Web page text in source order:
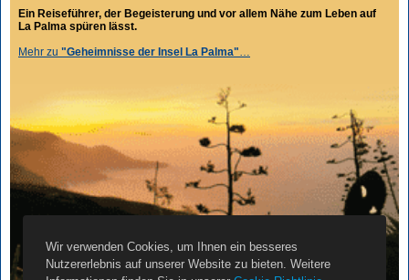
Ein Reiseführer, der Begeisterung und vor allem Nähe zum Leben auf
La Palma spüren lässt.
Mehr zu "Geheimnisse der Insel La Palma"…
Wir verwenden Cookies, um Ihnen ein besseres
Nutzererlebnis auf unserer Website zu bieten. Weitere